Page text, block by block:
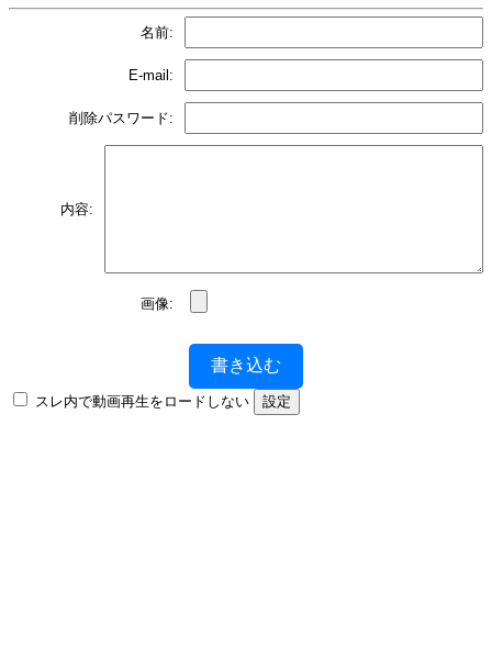
名前:
E-mail:
削除パスワード:
内容:
画像:
書き込む
スレ内で動画再生をロードしない